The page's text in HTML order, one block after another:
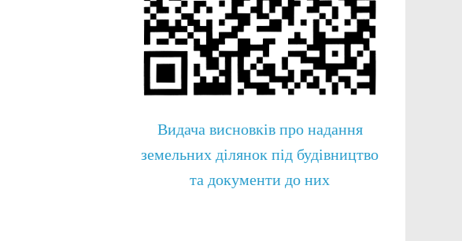
Видача висновків про надання
земельних ділянок під будівництво
та документи до них